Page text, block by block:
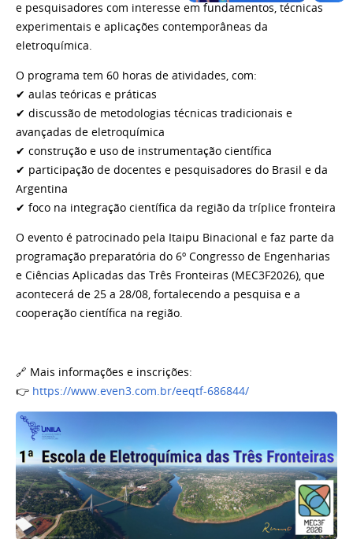
e pesquisadores com interesse em fundamentos, técnicas
experimentais e aplicações contemporâneas da
eletroquímica.
O programa tem 60 horas de atividades, com:
✔ aulas teóricas e práticas
✔ discussão de metodologias técnicas tradicionais e
avançadas de eletroquímica
✔ construção e uso de instrumentação científica
✔ participação de docentes e pesquisadores do Brasil e da
Argentina
✔ foco na integração científica da região da tríplice fronteira
O evento é patrocinado pela Itaipu Binacional e faz parte da
programação preparatória do 6º Congresso de Engenharias
e Ciências Aplicadas das Três Fronteiras (MEC3F2026), que
acontecerá de 25 a 28/08, fortalecendo a pesquisa e a
cooperação científica na região.
🔗 Mais informações e inscrições:
👉 https://www.even3.com.br/eeqtf-686844/